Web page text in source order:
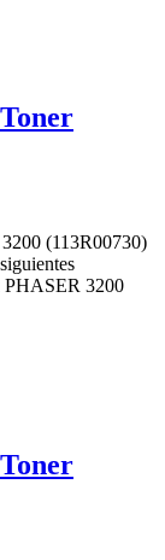
(113R00730)
PHASER 3200